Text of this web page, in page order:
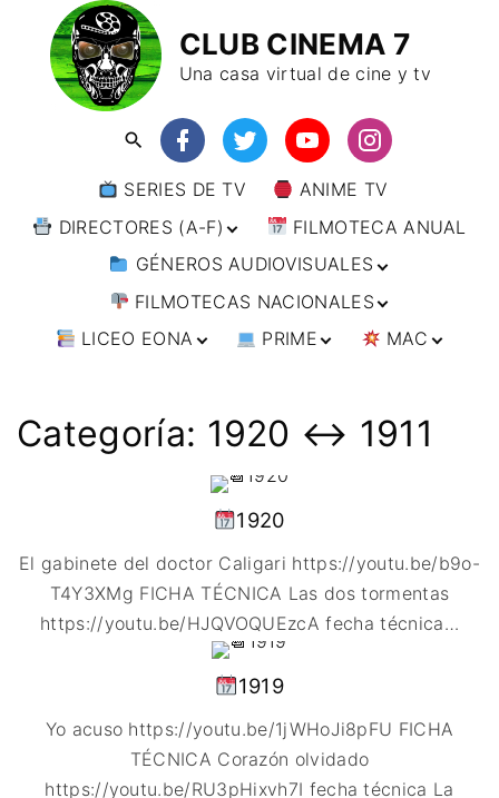
CLUB CINEMA 7
Una casa virtual de cine y tv
SERIES DE TV
ANIME TV
DIRECTORES (A-F)
DIRECTORES (F-L)
DIRECTORES (L-
W)
FILMOTECA ANUAL
GÉNEROS AUDIOVISUALES
ANIMACIÓN
ARTES MARCIALES
CINE DOCUMENTAL
CINE NEGRO / CRIMEN /
ESPIONAJE
COMEDIA
DRAMA
ÉPICO / MITOLÓGICO
EXPERIMENTOS
FANTÁSTICO
TERROR
WESTERN / CHAMBARA
FILMOTECAS NACIONALES
AFRICA
BRASIL
CHILE
ASIA
INDIA
JAPÓN
EUROPA
ALEMANIA
FRANCIA
SERBIA​
OCEANIA
LICEO EONA
TALLERES
ONLINE
DISEÑO WEB
CONTACTO
PRIME
IMPRESCINDIBLES
MAC
ANIME
🗨 CÓMICS
Categoría: 1920 ↔️ 1911
1920
El gabinete del doctor Caligari https://youtu.be/b9o-
T4Y3XMg FICHA TÉCNICA Las dos tormentas
https://youtu.be/HJQVOQUEzcA fecha técnica…
1919
Yo acuso https://youtu.be/1jWHoJi8pFU FICHA
TÉCNICA Corazón olvidado
https://youtu.be/RU3pHixvh7I fecha técnica La